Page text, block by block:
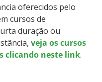
de cotas
oferecidos pelo
cursos de
duração ou
veja os cursos
clicando neste link.